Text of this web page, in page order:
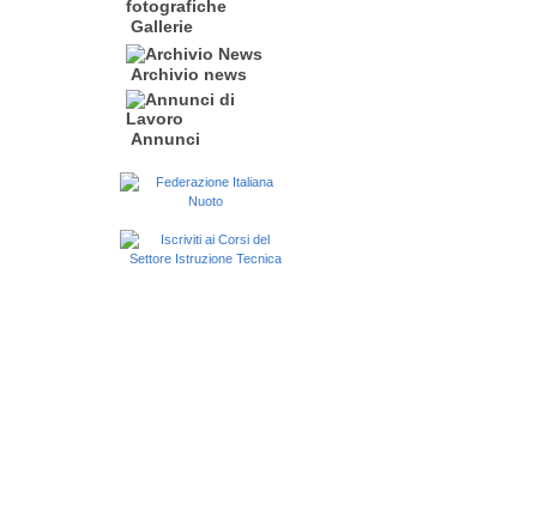
Gallerie
Archivio news
Annunci